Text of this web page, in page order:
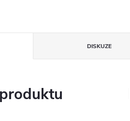
DISKUZE